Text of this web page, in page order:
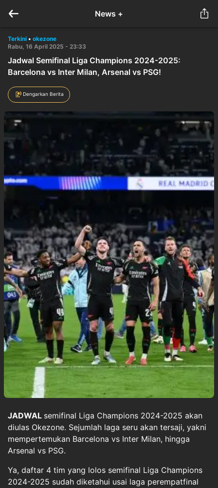
News +
Terkini • okezone
Rabu, 16 April 2025 - 23:33
Jadwal Semifinal Liga Champions 2024-2025:
Barcelona vs Inter Milan, Arsenal vs PSG!
Dengarkan Berita
JADWAL semifinal Liga Champions 2024-2025 akan
diulas Okezone. Sejumlah laga seru akan tersaji, yakni
mempertemukan Barcelona vs Inter Milan, hingga
Arsenal vs PSG.
Ya, daftar 4 tim yang lolos semifinal Liga Champions
2024-2025 sudah diketahui usai laga perempatfinal